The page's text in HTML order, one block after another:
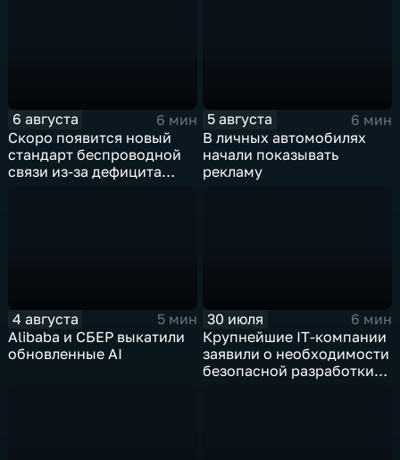
6 августа
6 мин
Скоро появится новый
стандарт беспроводной
связи из-за дефицита
5 августа
6 мин
В личных автомобилях
начали показывать
рекламу
4 августа
5 мин
Alibaba и СБЕР выкатили
обновленные AI
30 июля
6 мин
Крупнейшие IT‑компании
заявили о необходимости
безопасной разработки